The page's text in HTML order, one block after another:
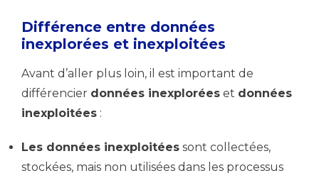
Différence entre données
inexplorées et inexploitées
Avant d’aller plus loin, il est important de
différencier données inexplorées et données
inexploitées :
Les données inexploitées sont collectées,
stockées, mais non utilisées dans les processus